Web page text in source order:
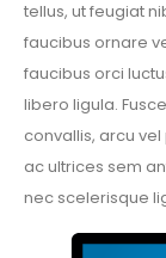
tellus, ut feugiat
faucibus ornare
faucibus orci
libero ligula.
convallis, arcu
ac ultrices sem
nec scelerisque